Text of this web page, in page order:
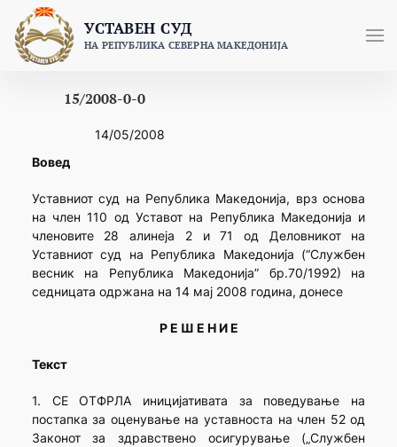
content
УСТАВЕН СУД
НА РЕПУБЛИКА СЕВЕРНА МАКЕДОНИЈА
15/2008-0-0
14/05/2008
Вовед
Уставниот суд на Република Македонија, врз основа
на член 110 од Уставот на Република Македонија и
членовите 28 алинеја 2 и 71 од Деловникот на
Уставниот суд на Република Македонија (“Службен
весник на Република Македонија” бр.70/1992) на
седницата одржана на 14 мај 2008 година, донесе
Р Е Ш Е Н И Е
Текст
1. СЕ ОТФРЛА иницијативата за поведување на
постапка за оценување на уставноста на член 52 од
Законот за здравствено осигурување („Службен